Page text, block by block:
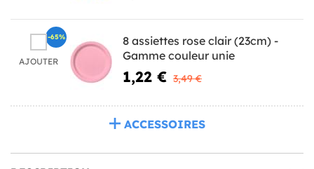
AJOUTER
8 assiettes rose clair (23cm) -
Gamme couleur unie
1,22 € 3,49 €
-65%
ACCESSOIRES